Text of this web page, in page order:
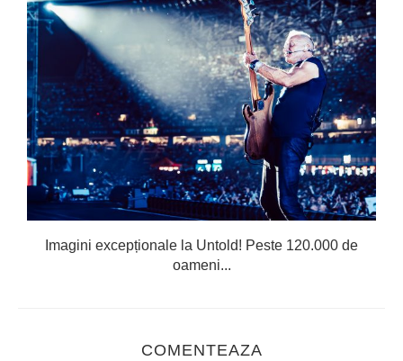
Imagini excepționale la Untold! Peste 120.000 de
oameni...
COMENTEAZA